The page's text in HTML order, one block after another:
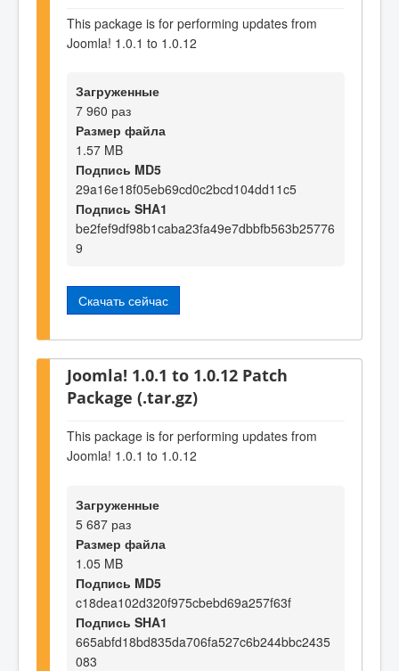
This package is for performing updates from
Joomla! 1.0.1 to 1.0.12
Загруженные
7 960 раз
Размер файла
1.57 MB
Подпись MD5
29a16e18f05eb69cd0c2bcd104dd11c5
Подпись SHA1
be2fef9df98b1caba23fa49e7dbbfb563b25776
9
Скачать сейчас
Joomla! 1.0.1 to 1.0.12 Patch
Package (.tar.gz)
This package is for performing updates from
Joomla! 1.0.1 to 1.0.12
Загруженные
5 687 раз
Размер файла
1.05 MB
Подпись MD5
c18dea102d320f975cbebd69a257f63f
Подпись SHA1
665abfd18bd835da706fa527c6b244bbc2435
083